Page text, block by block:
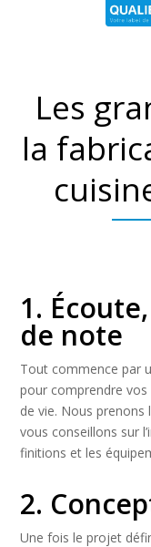
Les
la
1.
de note
Tout commence par
pour comprendre
de vie. Nous
vous conseillons sur
finitions et les
2.
Une fois le projet